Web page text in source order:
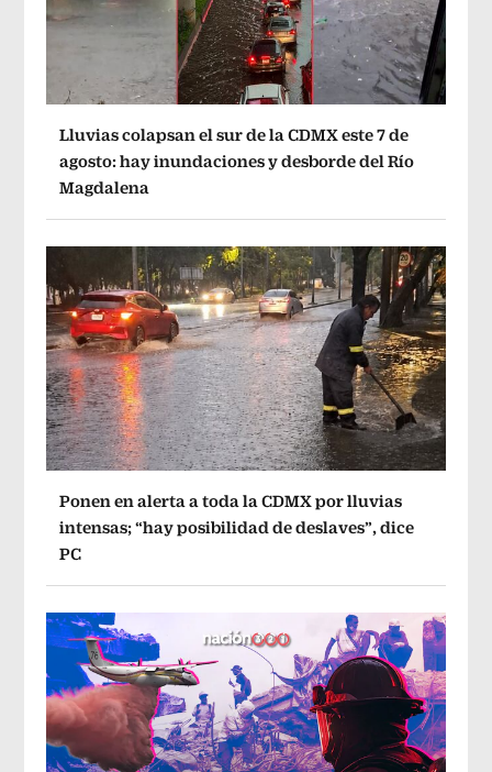
Lluvias colapsan el sur de la CDMX este 7 de
agosto: hay inundaciones y desborde del Río
Magdalena
Ponen en alerta a toda la CDMX por lluvias
intensas; “hay posibilidad de deslaves”, dice
PC